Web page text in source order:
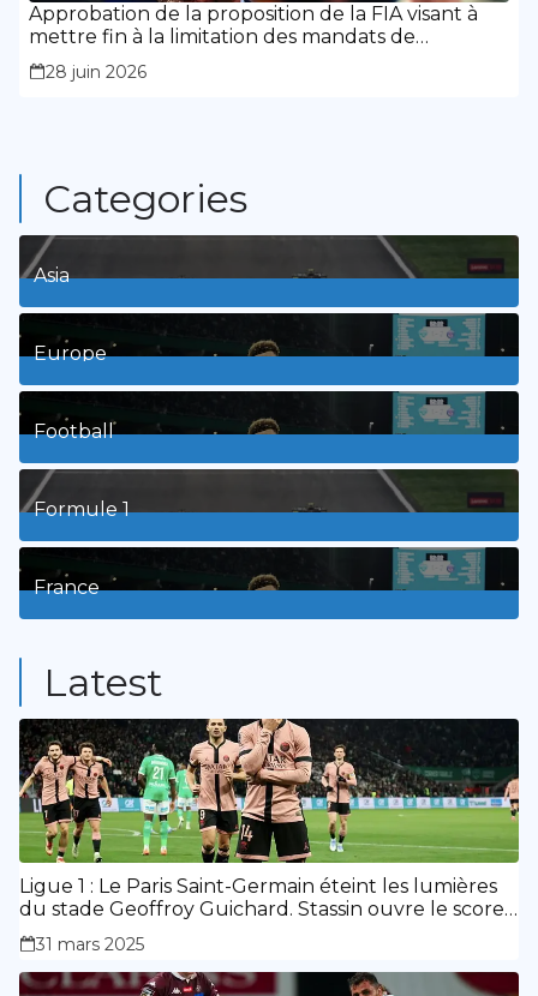
Approbation de la proposition de la FIA visant à
mettre fin à la limitation des mandats de
présidence
28 juin 2026
Categories
Asia
1Posts
Europe
3Posts
Football
8Posts
Formule 1
3Posts
France
Latest
Ligue 1 : Le Paris Saint-Germain éteint les lumières
du stade Geoffroy Guichard. Stassin ouvre le score,
doublé de Doué.
31 mars 2025